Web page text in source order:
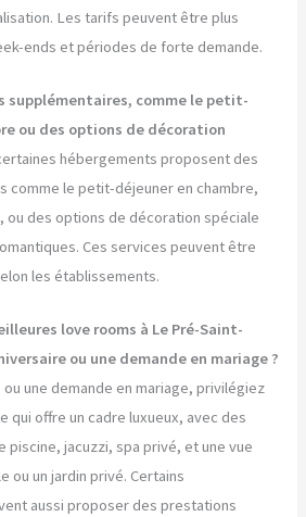
Les tarifs peuvent être plus
ends et périodes de forte demande.
supplémentaires, comme le petit-
ou des options de décoration
hébergements proposent des
comme le petit-déjeuner en chambre,
ou des options de décoration spéciale
Ces services peuvent être
les établissements.
love rooms à Le Pré-Saint-
ou une demande en mariage ?
ou une demande en mariage, privilégiez
qui offre un cadre luxueux, avec des
piscine, jacuzzi, spa privé, et une vue
ou un jardin privé. Certains
aussi proposer des prestations